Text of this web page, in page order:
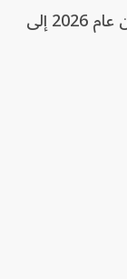
وذكر أن العدد قفز خلال الشهر نفسه من عام 2026 إلى